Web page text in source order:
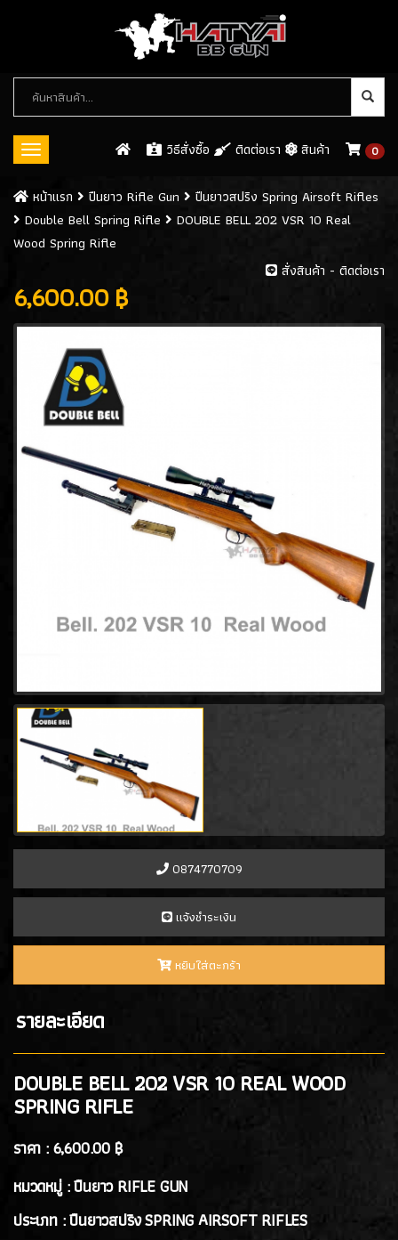
Toggle
วิธีสั่งซื้อ ติดต่อเรา สินค้า 0
หมวด
หมู่
สินค้า
ปืนบีบีกัน (BB GUN)
ปืนสั้นอัดแก็ส / GAS(546)
ปืนยาว RIFLE GUN
ปืนยาวอัดแก๊ส GAS RIFLES
ปืนยาวไฟฟ้า AEG RIFLES
ปืนยาวสปริง SPRING AIRSOFT RIFLES
- Tokyo Marui Spring Rifle(6)
- Well(7)
- Double Bell Spring Rifle(8)
- ARES Spring Rifle (15)
- Classic army Spring Rifle (2)
- Maple Leaf(1)
- King Arms Spring Rifle
- CYMA Spring Rifle
- DAISY(6)
- DOUBLE EAGLE SPRING RIFLE
แบลงค์กัน BLANK GUN
ปืนแบล๊งค์กัน BLANK GUN (276)
BLANK CARTRIDGE
GAS/กระสุนบีบีกัน
SCOPE , RED DOT
อุปกรณ์เสริม (33)
หน้าเเรก ปืนยาว Rifle Gun
ปืนยาวสปริง Spring Airsoft Rifles
Double Bell Spring Rifle
DOUBLE BELL 202 VSR 10 Real
Wood Spring Rifle
สั่งสินค้า - ติดต่อเรา
6,600.00 ฿
0874770709
เเจ้งชำระเงิน
หยิบใส่ตะกร้า
รายละเอียด
DOUBLE BELL 202 VSR 10 REAL WOOD
SPRING RIFLE
ราคา :6,600.00 ฿
หมวดหมู่ : ปืนยาว RIFLE GUN
ประเภท : ปืนยาวสปริง SPRING AIRSOFT RIFLES